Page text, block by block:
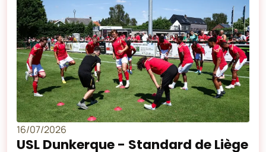
16/07/2026
USL Dunkerque - Standard de Liège